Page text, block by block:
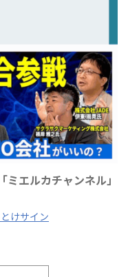
エルカチャンネル」
けサイン